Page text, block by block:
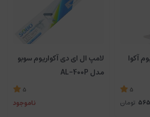
آکوا
5
تومان
لامپ ال ای دی آکواریوم سوبو
مدل AL-400P
5
ناموجود